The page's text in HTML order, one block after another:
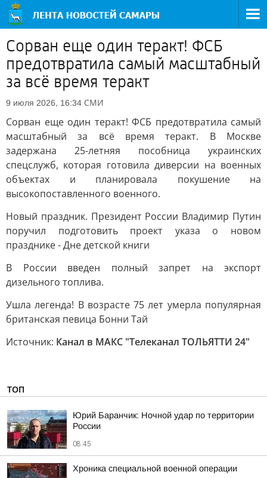
Сорван еще один теракт! ФСБ
предотвратила самый масштабный
за всё время теракт
9 июля 2026, 16:34 СМИ
Сорван еще один теракт! ФСБ предотвратила самый
масштабный за всё время теракт. В Москве
задержана 25-летняя пособница украинских
спецслужб, которая готовила диверсии на военных
объектах и планировала покушение на
высокопоставленного военного.
Новый праздник. Президент России Владимир Путин
поручил подготовить проект указа о новом
празднике - Дне детской книги
В России введен полный запрет на экспорт
дизельного топлива.
Ушла легенда! В возрасте 75 лет умерла популярная
британская певица Бонни Тай
Источник: Канал в МАКС "Телеканал ТОЛЬЯТТИ 24"
ТОП
Юрий Баранчик: Ночной удар по территории
России
08:45
Хроника специальной военной операции